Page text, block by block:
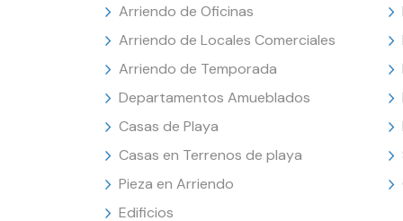
Arriendo de Oficinas
Arriendo de Locales Comerciales
Arriendo de Temporada
Departamentos Amueblados
Casas de Playa
Casas en Terrenos de playa
Pieza en Arriendo
Edificios